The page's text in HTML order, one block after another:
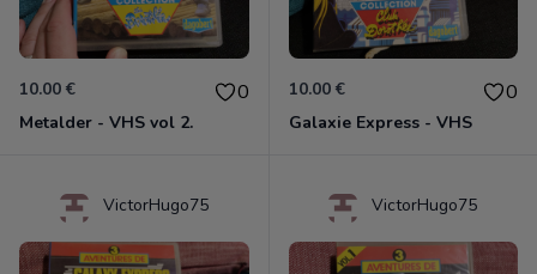
10.00 € 0
Metalder - VHS vol 2.
10.00 € 0
Galaxie Express - VHS
VictorHugo75 VictorHugo75